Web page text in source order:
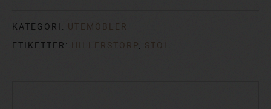
KATEGORI: UTEMÖBLER
ETIKETTER: HILLERSTORP, STOL